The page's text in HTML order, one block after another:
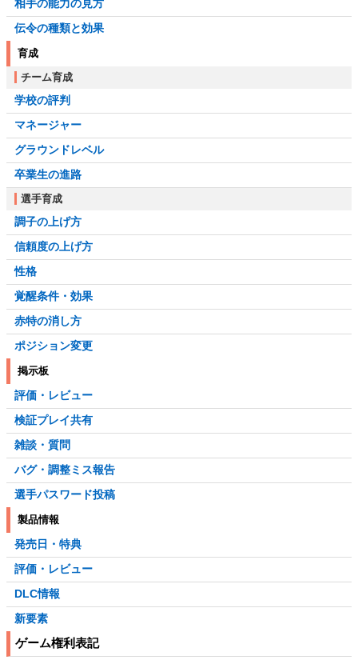
相手の能力の見方
伝令の種類と効果
育成
チーム育成
学校の評判
マネージャー
グラウンドレベル
卒業生の進路
選手育成
調子の上げ方
信頼度の上げ方
性格
覚醒条件・効果
赤特の消し方
ポジション変更
掲示板
評価・レビュー
検証プレイ共有
雑談・質問
バグ・調整ミス報告
選手パスワード投稿
製品情報
発売日・特典
評価・レビュー
DLC情報
新要素
ゲーム権利表記